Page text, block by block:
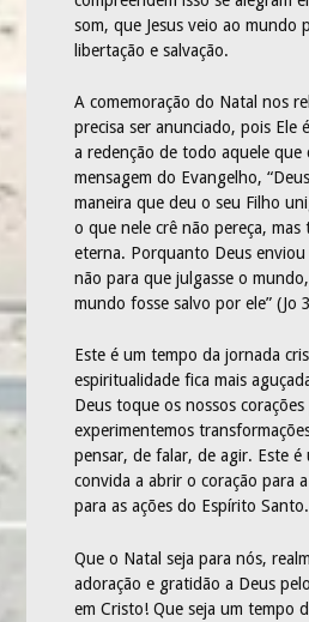
som, que Jesus veio ao mundo
libertação e salvação.
A comemoração do Natal nos
precisa ser anunciado, pois Ele
a redenção de todo aquele que
mensagem do Evangelho,
maneira que deu o seu Filho
o que nele crê não pereça, mas
eterna. Porquanto Deus
não para que julgasse o
mundo fosse salvo por ele” (Jo
Este é um tempo da jornada
espiritualidade fica mais
Deus toque os nossos
experimentemos
pensar, de falar, de agir. Este
convida a abrir o coração para
para as ações do Espírito Santo.
Que o Natal seja para nós,
adoração e gratidão a Deus
em Cristo! Que seja um tempo